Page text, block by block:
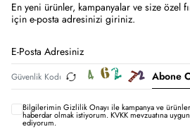
En yeni ürünler, kampanyalar ve size özel
için e-posta adresinizi giriniz.
Abone
Bilgilerimin Gizlilik Onayı ile kampanya ve
haberdar olmak istiyorum.KVKK mevzuatına
ediyorum.